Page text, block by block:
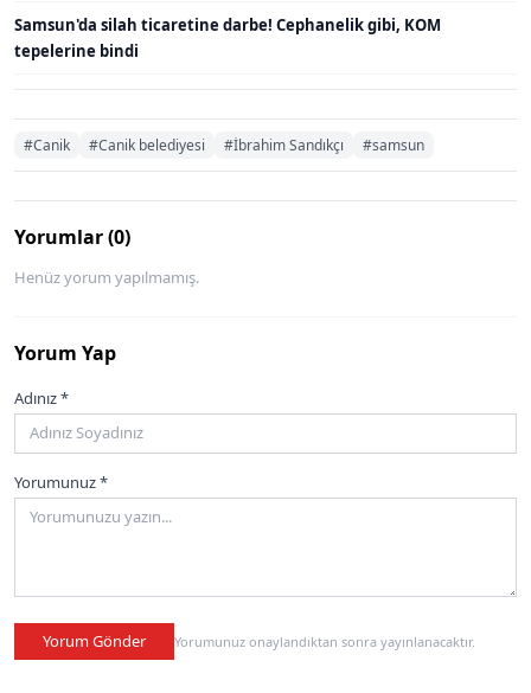
Samsun'da silah ticaretine darbe! Cephanelik gibi, KOM
tepelerine bindi
#Canik #Canik belediyesi #İbrahim Sandıkçı #samsun
Yorumlar (0)
Henüz yorum yapılmamış.
Yorum Yap
Adınız *
Yorumunuz *
Yorum Gönder Yorumunuz onaylandıktan sonra yayınlanacaktır.